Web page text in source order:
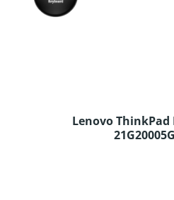
Lenovo ThinkPad